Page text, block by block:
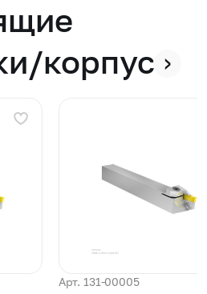
корпуса
Арт. 131-00005
›